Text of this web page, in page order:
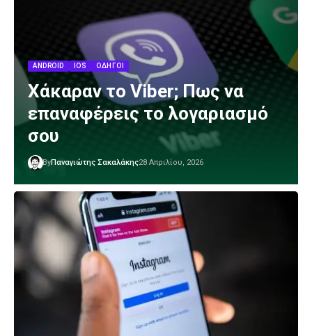
ANDROID IOS ΟΔΗΓΟΊ
Χάκαραν το Viber; Πως να
επαναφέρεις το λογαριασμό
σου
ByΠαναγιώτης Σακαλάκης28 Απριλίου, 2026